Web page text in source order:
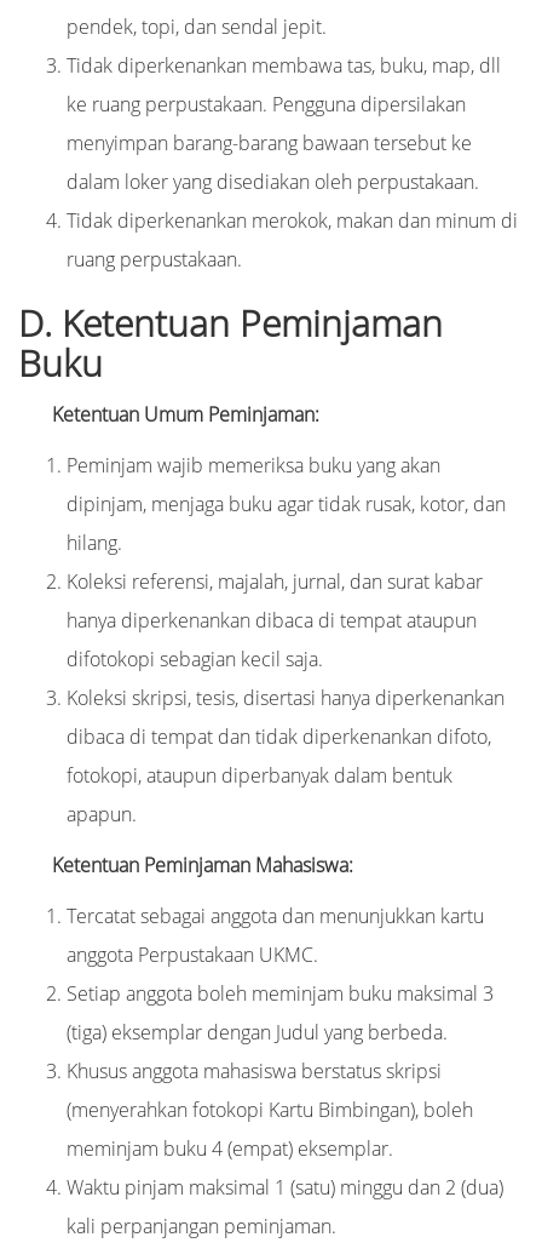
pendek, topi, dan sendal jepit.
Tidak diperkenankan membawa tas, buku, map, dll
ke ruang perpustakaan. Pengguna dipersilakan
menyimpan barang-barang bawaan tersebut ke
dalam loker yang disediakan oleh perpustakaan.
Tidak diperkenankan merokok, makan dan minum di
ruang perpustakaan.
D. Ketentuan Peminjaman
Buku
Ketentuan Umum Peminjaman:
Peminjam wajib memeriksa buku yang akan
dipinjam, menjaga buku agar tidak rusak, kotor, dan
hilang.
Koleksi referensi, majalah, jurnal, dan surat kabar
hanya diperkenankan dibaca di tempat ataupun
difotokopi sebagian kecil saja.
Koleksi skripsi, tesis, disertasi hanya diperkenankan
dibaca di tempat dan tidak diperkenankan difoto,
fotokopi, ataupun diperbanyak dalam bentuk
apapun.
Ketentuan Peminjaman Mahasiswa:
Tercatat sebagai anggota dan menunjukkan kartu
anggota Perpustakaan UKMC.
Setiap anggota boleh meminjam buku maksimal 3
(tiga) eksemplar dengan Judul yang berbeda.
Khusus anggota mahasiswa berstatus skripsi
(menyerahkan fotokopi Kartu Bimbingan), boleh
meminjam buku 4 (empat) eksemplar.
Waktu pinjam maksimal 1 (satu) minggu dan 2 (dua)
kali perpanjangan peminjaman.